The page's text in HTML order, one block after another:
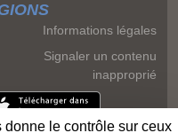
Informations légales
Signaler un contenu
inapproprié
le contrôle sur ceux